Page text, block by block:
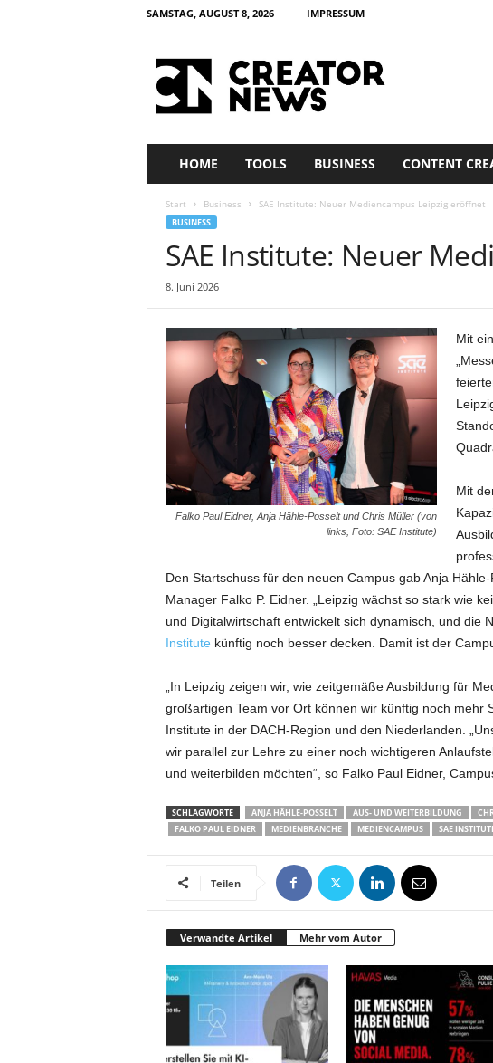
SAMSTAG, AUGUST 8, 2026 IMPRESSUM
HOME TOOLS BUSINESS CONTENT
Start Business SAE Institute: Neuer Mediencampus Leipzig eröffnet
BUSINESS
SAE Institute: Neuer
8. Juni 2026
Falko Paul Eidner, Anja Hähle-Posselt und Chris Müller (von
links, Foto: SAE Institute)
Mit
Mit
Den Startschuss für den neuen Campus gab Anja
Manager Falko P. Eidner. „Leipzig wächst so stark wie
und Digitalwirtschaft entwickelt sich dynamisch, und die
Institute künftig noch besser decken. Damit ist der
„In Leipzig zeigen wir, wie zeitgemäße Ausbildung für
großartigen Team vor Ort können wir künftig noch mehr
Institute in der DACH-Region und den Niederlanden.
wir parallel zur Lehre zu einer noch wichtigeren
und weiterbilden möchten“, so Falko Paul Eidner,
SCHLAGWORTE ANJA HÄHLE-POSSELT AUS- UND WEITERBILDUNG
FALKO PAUL EIDNER
MEDIENBRANCHE MEDIENCAMPUS SAE
Teilen
Verwandte Artikel Mehr vom Autor